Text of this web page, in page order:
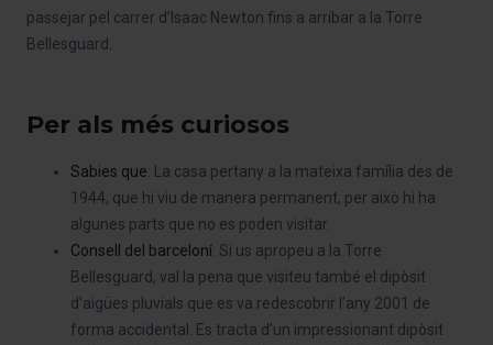
passejar pel carrer d’Isaac Newton fins a arribar a la Torre
Bellesguard.
Per als més curiosos
Sabies que: La casa pertany a la mateixa família des de
1944, que hi viu de manera permanent, per això hi ha
algunes parts que no es poden visitar.
Consell del barceloní: Si us apropeu a la Torre
Bellesguard, val la pena que visiteu també el dipòsit
d'aigües pluvials que es va redescobrir l’any 2001 de
forma accidental. Es tracta d’un impressionant dipòsit